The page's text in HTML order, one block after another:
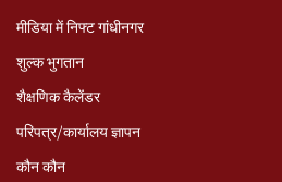
मीडिया में निफ्ट गांधीनगर
शुल्क भुगतान
शैक्षणिक कैलेंडर
परिपत्र/कार्यालय ज्ञापन
कौन कौन